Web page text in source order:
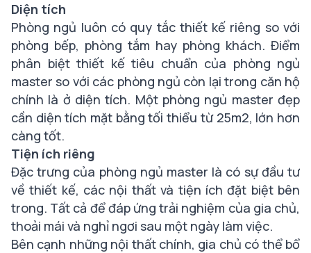
Diện tích
Phòng ngủ luôn có quy tắc thiết kế riêng so với
phòng bếp, phòng tắm hay phòng khách. Điểm
phân biệt thiết kế tiêu chuẩn của phòng ngủ
master so với các phòng ngủ còn lại trong căn hộ
chính là ở diện tích. Một phòng ngủ master đẹp
cần diện tích mặt bằng tối thiểu từ 25m2, lớn hơn
càng tốt.
Tiện ích riêng
Đặc trưng của phòng ngủ master là có sự đầu tư
về thiết kế, các nội thất và tiện ích đặt biệt bên
trong. Tất cả để đáp ứng trải nghiệm của gia chủ,
thoải mái và nghỉ ngơi sau một ngày làm việc.
Bên cạnh những nội thất chính, gia chủ có thể bổ